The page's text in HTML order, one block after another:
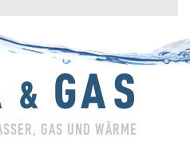
GAS UND WÄRME